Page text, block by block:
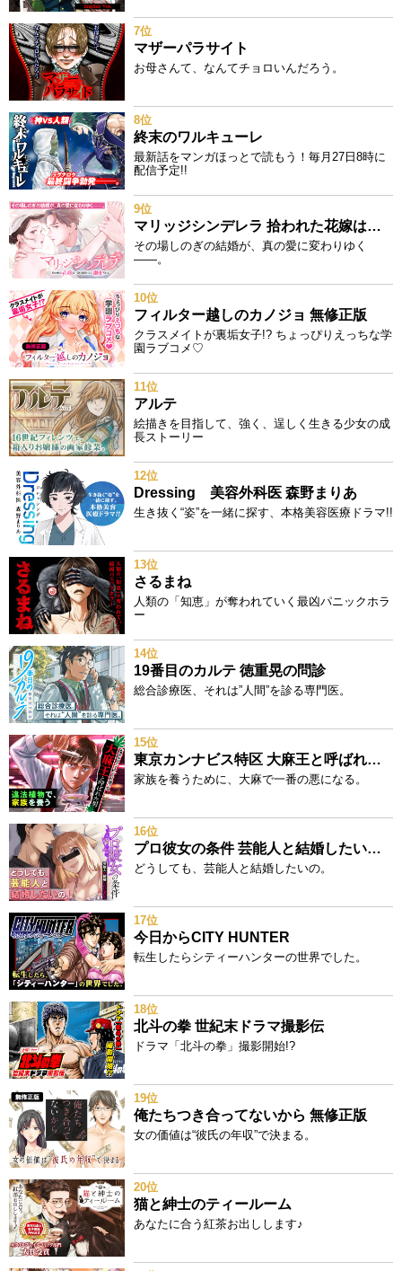
7位
マザーパラサイト
お母さんて、なんてチョロいんだろう。
8位
終末のワルキューレ
最新話をマンガほっとで読もう！毎月27日8時に
配信予定!!
9位
マリッジシンデレラ 拾われた花嫁は一途な副社長に溺愛される
その場しのぎの結婚が、真の愛に変わりゆく
——。
10位
フィルター越しのカノジョ 無修正版
クラスメイトが裏垢女子!? ちょっぴりえっちな学
園ラブコメ♡
11位
アルテ
絵描きを目指して、強く、逞しく生きる少女の成
長ストーリー
12位
Dressing 美容外科医 森野まりあ
生き抜く“姿”を一緒に探す、本格美容医療ドラマ!!
13位
さるまね
人類の「知恵」が奪われていく最凶パニックホラ
ー
14位
19番目のカルテ 徳重晃の問診
総合診療医、それは”人間”を診る専門医。
15位
東京カンナビス特区 大麻王と呼ばれた男
家族を養うために、大麻で一番の悪になる。
16位
プロ彼女の条件 芸能人と結婚したい女たち
どうしても、芸能人と結婚したいの。
17位
今日からCITY HUNTER
転生したらシティーハンターの世界でした。
18位
北斗の拳 世紀末ドラマ撮影伝
ドラマ「北斗の拳」撮影開始!?
19位
俺たちつき合ってないから 無修正版
女の価値は“彼氏の年収”で決まる。
20位
猫と紳士のティールーム
あなたに合う紅茶お出しします♪